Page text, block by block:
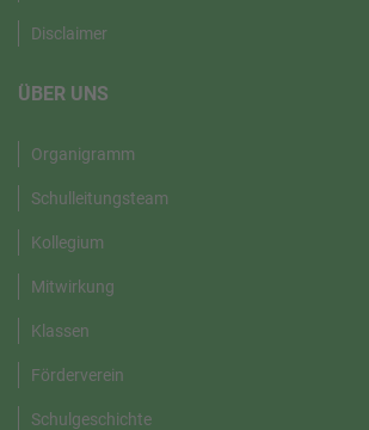
Disclaimer
ÜBER UNS
Organigramm
Schulleitungsteam
Kollegium
Mitwirkung
Klassen
Förderverein
Schulgeschichte